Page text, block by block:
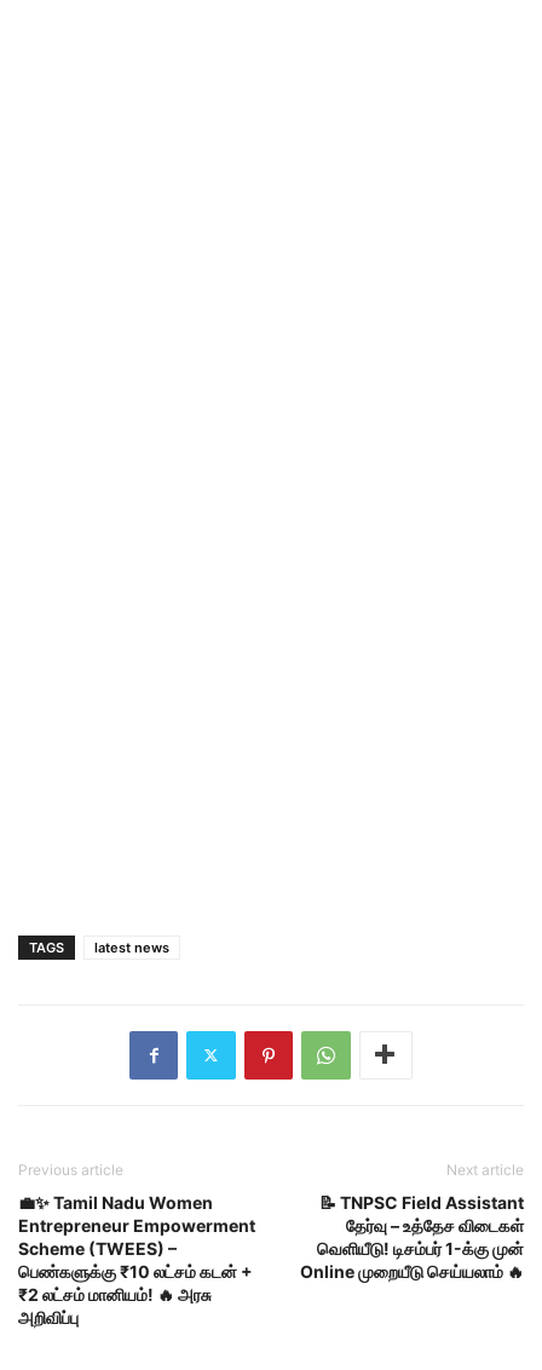
TAGS latest news
Previous article
💼✨ Tamil Nadu Women
Entrepreneur Empowerment
Scheme (TWEES) –
பெண்களுக்கு ₹10 லட்சம் கடன் +
₹2 லட்சம் மானியம்! 🔥 அரசு
அறிவிப்பு
Next article
📝 TNPSC Field Assistant
தேர்வு – உத்தேச விடைகள்
வெளியீடு! டிசம்பர் 1-க்கு முன்
Online முறையீடு செய்யலாம் 🔥